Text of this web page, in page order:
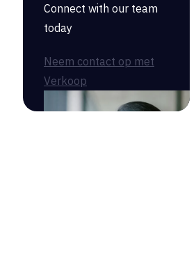
Connect with our team
today
Neem contact op met
Verkoop